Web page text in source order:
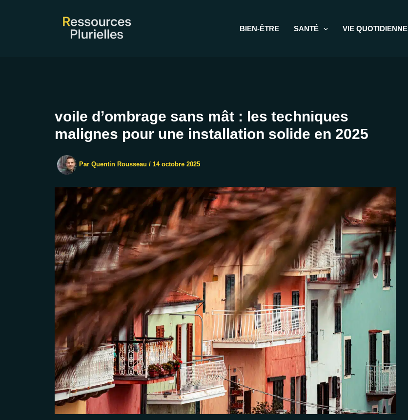
BIEN-ÊTRE SANTÉ VIE QUOTIDIENNE
voile d’ombrage sans mât : les techniques
malignes pour une installation solide en 2025
Par Quentin Rousseau / 14 octobre 2025